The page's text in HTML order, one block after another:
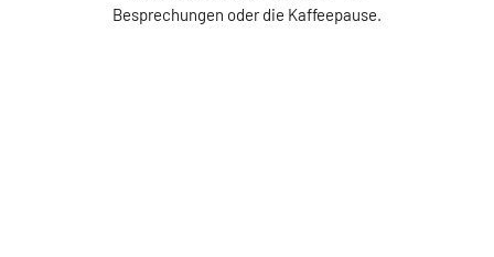
Besprechungen oder die Kaffeepause.